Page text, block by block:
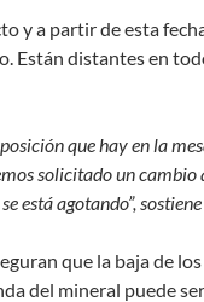
y a partir de esta
Están distantes en
que hay en la
solicitado un
está agotando”,
que la baja de
del mineral puede